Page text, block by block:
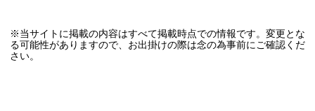
※当サイトに掲載の内容はすべて掲載時点での情報です。変更とな
る可能性がありますので、お出掛けの際は念の為事前にご確認くだ
さい。